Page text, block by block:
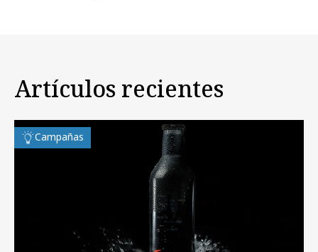
Artículos recientes
Campañas